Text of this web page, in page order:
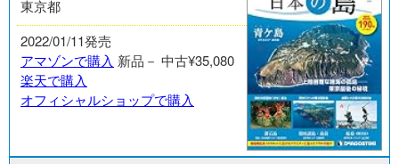
東京都
2022/01/11発売
アマゾンで購入 新品－ 中古¥35,080
楽天で購入
オフィシャルショップで購入